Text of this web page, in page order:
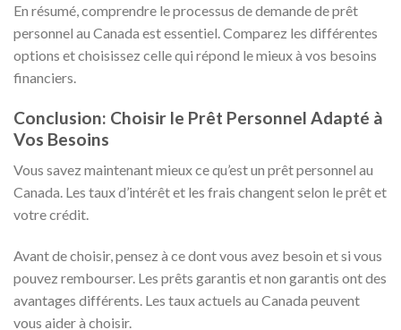
En résumé, comprendre le processus de demande de prêt
personnel au Canada est essentiel. Comparez les différentes
options et choisissez celle qui répond le mieux à vos besoins
financiers.
Conclusion: Choisir le Prêt Personnel Adapté à
Vos Besoins
Vous savez maintenant mieux ce qu’est un prêt personnel au
Canada. Les taux d’intérêt et les frais changent selon le prêt et
votre crédit.
Avant de choisir, pensez à ce dont vous avez besoin et si vous
pouvez rembourser. Les prêts garantis et non garantis ont des
avantages différents. Les taux actuels au Canada peuvent
vous aider à choisir.